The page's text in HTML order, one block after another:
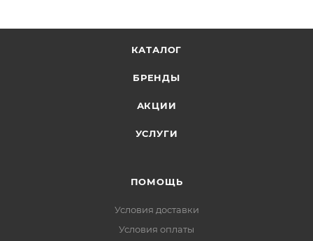
КАТАЛОГ
БРЕНДЫ
АКЦИИ
УСЛУГИ
ПОМОЩЬ
Условия доставки
Условия оплаты